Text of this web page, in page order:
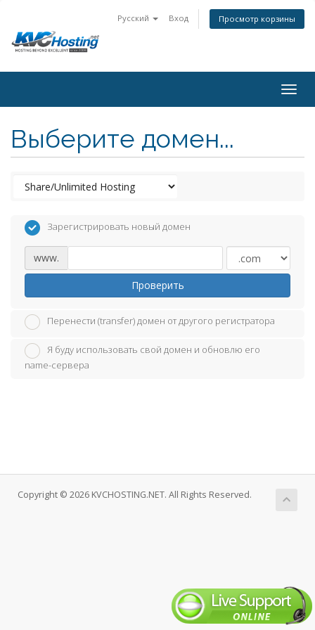
Русский Вход Просмотр корзины
Выберите домен...
Зарегистрировать новый домен
www.
Проверить
Перенести (transfer) домен от другого регистратора
Я буду использовать свой домен и обновлю его
name-сервера
Copyright © 2026 KVCHOSTING.NET. All Rights Reserved.